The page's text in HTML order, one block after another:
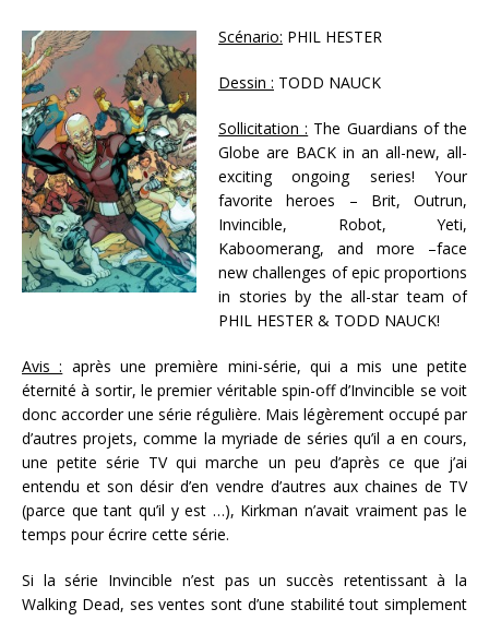
Scénario: PHIL HESTER
Dessin : TODD NAUCK
Sollicitation : The Guardians of the
Globe are BACK in an all-new, all-
exciting ongoing series! Your
favorite heroes – Brit, Outrun,
Invincible, Robot, Yeti,
Kaboomerang, and more –face
new challenges of epic proportions
in stories by the all-star team of
PHIL HESTER & TODD NAUCK!
Avis : après une première mini-série, qui a mis une petite
éternité à sortir, le premier véritable spin-off d’Invincible se voit
donc accorder une série régulière. Mais légèrement occupé par
d’autres projets, comme la myriade de séries qu’il a en cours,
une petite série TV qui marche un peu d’après ce que j’ai
entendu et son désir d’en vendre d’autres aux chaines de TV
(parce que tant qu’il y est …), Kirkman n’avait vraiment pas le
temps pour écrire cette série.
Si la série Invincible n’est pas un succès retentissant à la
Walking Dead, ses ventes sont d’une stabilité tout simplement